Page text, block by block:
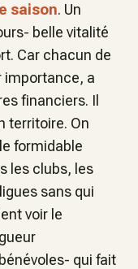
saison. Un
belle vitalité
Car chacun de
importance, a
financiers. Il
territoire. On
formidable
les clubs, les
sans qui
voir le
qui fait